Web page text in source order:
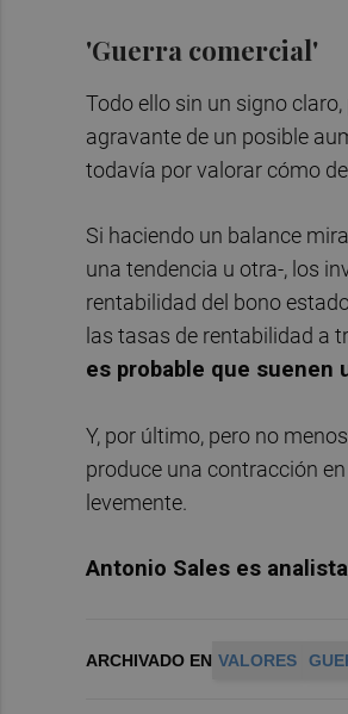
'Guerra comercial'
Todo ello sin un signo
agravante de un posible
todavía por valorar cómo
Si haciendo un balance
una tendencia u otra-, los
rentabilidad del bono
las tasas de rentabilidad a
es probable que suenen
Y, por último, pero no
produce una contracción
levemente.
Antonio Sales es
ARCHIVADO EN VALORES